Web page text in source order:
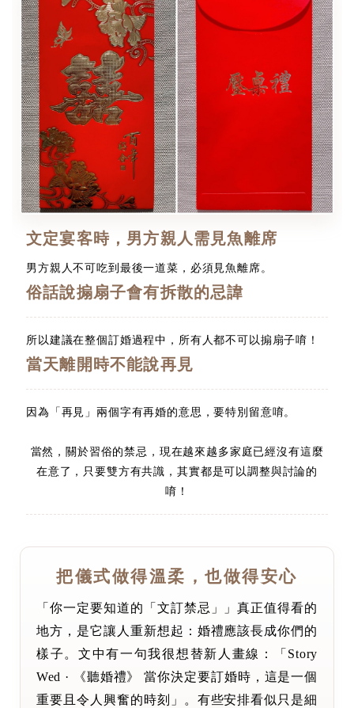
文定宴客時，男方親人需見魚離席
男方親人不可吃到最後一道菜，必須見魚離席。
俗話說搧扇子會有拆散的忌諱
所以建議在整個訂婚過程中，所有人都不可以搧扇子唷！
當天離開時不能說再見
因為「再見」兩個字有再婚的意思，要特別留意唷。
當然，關於習俗的禁忌，現在越來越多家庭已經沒有這麼
在意了，只要雙方有共識，其實都是可以調整與討論的
唷！
把儀式做得溫柔，也做得安心
「你一定要知道的「文訂禁忌」」真正值得看的
地方，是它讓人重新想起：婚禮應該長成你們的
樣子。文中有一句我很想替新人畫線：「Story
Wed · 《聽婚禮》 當你決定要訂婚時，這是一個
重要且令人興奮的時刻」。有些安排看似只是細